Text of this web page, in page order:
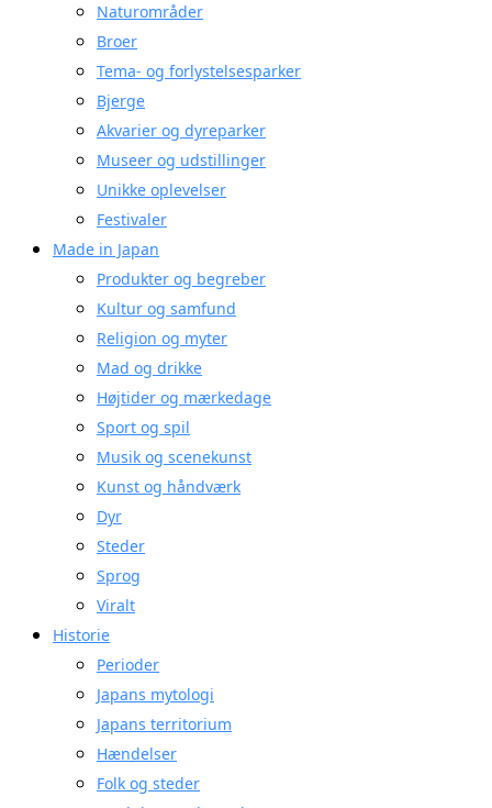
Naturområder
Broer
Tema- og forlystelsesparker
Bjerge
Akvarier og dyreparker
Museer og udstillinger
Unikke oplevelser
Festivaler
Made in Japan
Produkter og begreber
Kultur og samfund
Religion og myter
Mad og drikke
Højtider og mærkedage
Sport og spil
Musik og scenekunst
Kunst og håndværk
Dyr
Steder
Sprog
Viralt
Historie
Perioder
Japans mytologi
Japans territorium
Hændelser
Folk og steder